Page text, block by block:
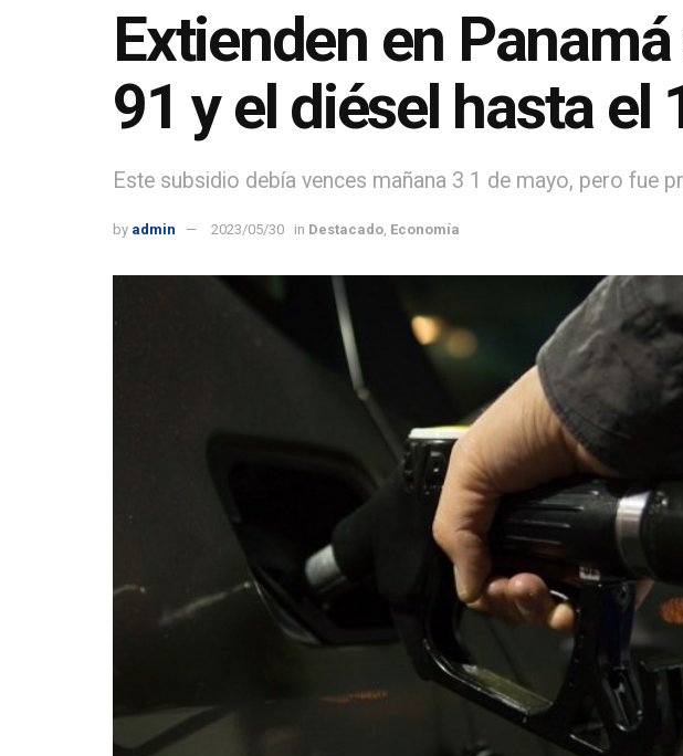
Extienden en
91 y el diésel hasta el
Este subsidio debía vences mañana 3 1 de mayo, pero fue
by admin 2023/05/30 in Destacado Economía